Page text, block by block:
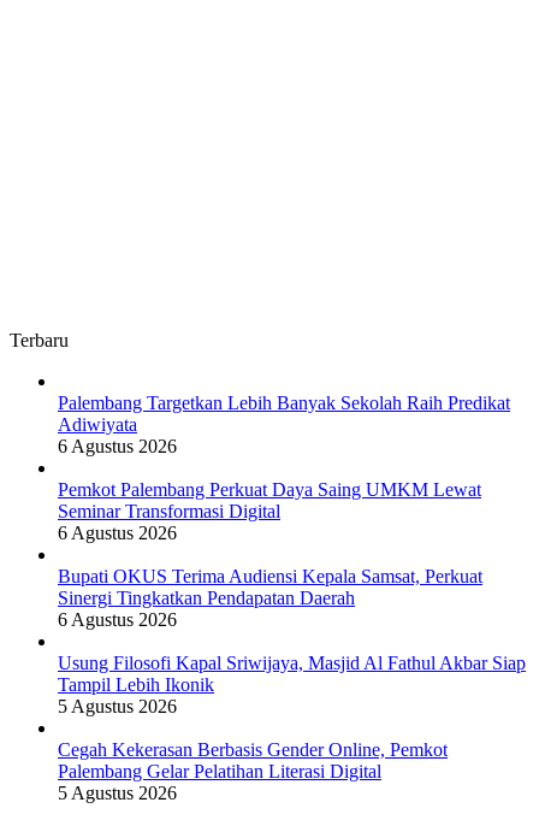
Terbaru
Palembang Targetkan Lebih Banyak Sekolah Raih Predikat
Adiwiyata
6 Agustus 2026
Pemkot Palembang Perkuat Daya Saing UMKM Lewat
Seminar Transformasi Digital
6 Agustus 2026
Bupati OKUS Terima Audiensi Kepala Samsat, Perkuat
Sinergi Tingkatkan Pendapatan Daerah
6 Agustus 2026
Usung Filosofi Kapal Sriwijaya, Masjid Al Fathul Akbar Siap
Tampil Lebih Ikonik
5 Agustus 2026
Cegah Kekerasan Berbasis Gender Online, Pemkot
Palembang Gelar Pelatihan Literasi Digital
5 Agustus 2026